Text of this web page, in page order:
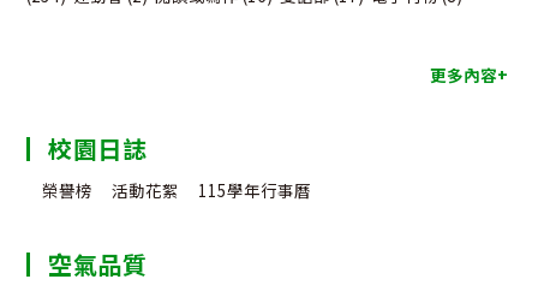
更多內容+
校園日誌
榮譽榜 活動花絮 115學年行事曆
空氣品質